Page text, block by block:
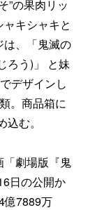
”の果肉リッ
キシャキと
は、「鬼滅の
ろう)」 と妹
デザインし
。商品箱に
む。
「劇場版『鬼
日の公開か
億7889万